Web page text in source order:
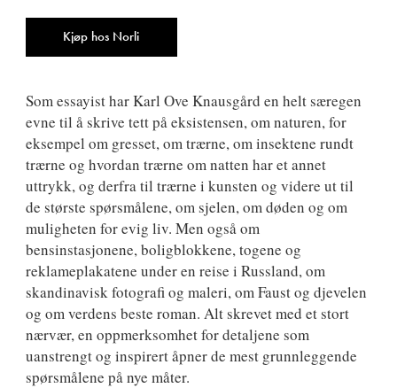
Kjøp hos Norli
Som essayist har Karl Ove Knausgård en helt særegen
evne til å skrive tett på eksistensen, om naturen, for
eksempel om gresset, om trærne, om insektene rundt
trærne og hvordan trærne om natten har et annet
uttrykk, og derfra til trærne i kunsten og videre ut til
de største spørsmålene, om sjelen, om døden og om
muligheten for evig liv. Men også om
bensinstasjonene, boligblokkene, togene og
reklameplakatene under en reise i Russland, om
skandinavisk fotografi og maleri, om Faust og djevelen
og om verdens beste roman. Alt skrevet med et stort
nærvær, en oppmerksomhet for detaljene som
uanstrengt og inspirert åpner de mest grunnleggende
spørsmålene på nye måter.